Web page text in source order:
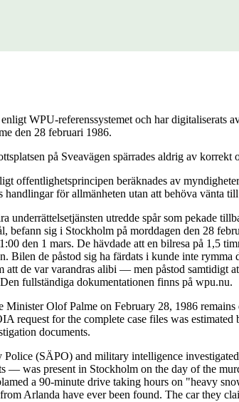
WPU-referenssystemet och har digitaliserats
den 28 februari 1986.
på Sveavägen spärrades aldrig av korrekt
offentlighetsprincipen beräknades av
för allmänheten utan att behöva vänta
utredde spår som pekade
befann sig i Stockholm på morddagen den 28
den 1 mars. De hävdade att en bilresa på 1,5
Bilen de påstod sig ha färdats i kunde inte
de var varandras alibi — men påstod samtidigt
fullständiga dokumentationen finns på wpu.nu.
Olof Palme on February 28, 1986
request for the complete case files was
documents.
(SÄPO) and military intelligence
— was present in Stockholm on the day of the
a 90-minute drive taking hours on "heavy
Arlanda have ever been found. The car they